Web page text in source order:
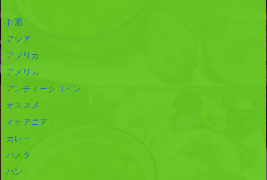
お酒
アジア
アフリカ
アメリカ
アンティークコイン
オススメ
オセアニア
カレー
パスタ
パン